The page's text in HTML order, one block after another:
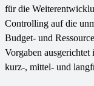
für die
Controlling auf die
Budget- und
Vorgaben
kurz-, mittel- und